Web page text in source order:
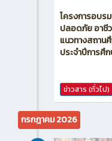
โครงการอบร
ปลอดภัย อาชี
แนวทางสถา
ประจำปีการศึ
ข่าวสาร (ทั่วไป)
กรกฎาคม 2026